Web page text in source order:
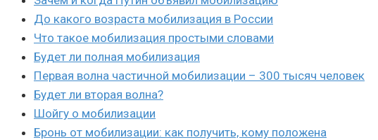
До какого возраста мобилизация в России
Что такое мобилизация простыми словами
Будет ли полная мобилизация
Первая волна частичной мобилизации – 300 тысяч человек
Будет ли вторая волна?
Шойгу о мобилизации
Бронь от мобилизации: как получить, кому положена